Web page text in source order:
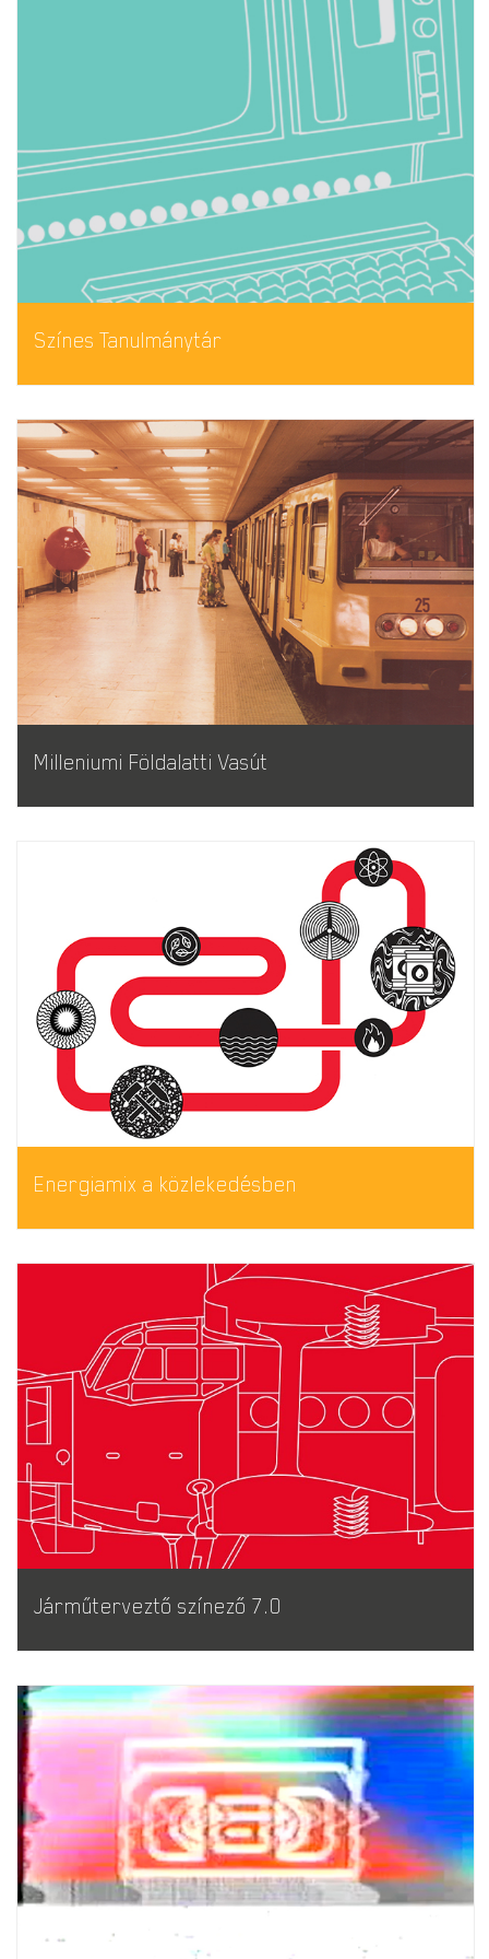
Színes Tanulmánytár
Milleniumi Földalatti Vasút
Energiamix a közlekedésben
Járműterveztő színező 7.0